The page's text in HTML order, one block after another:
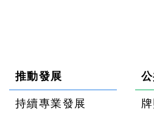
推動發展
持續專業發展